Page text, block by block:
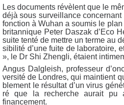
Les docu­ments révèlent que le
déjà sous sur­veillance
fonc­tion à Wuhan a sou­mis le
bri­tan­nique Peter Das­zak d’E­co
suite ten­té de mettre un terme au
si­bi­li­té d’une fuite de labo­ra­toire,
», le Dr Shi Zhen­gli, étaient
Angus Dal­gleish, pro­fes­seur
ver­si­té de Londres, qui main­tient
ble­ment le résul­tat d’un virus
ré que la recherche aurait pu
financement.